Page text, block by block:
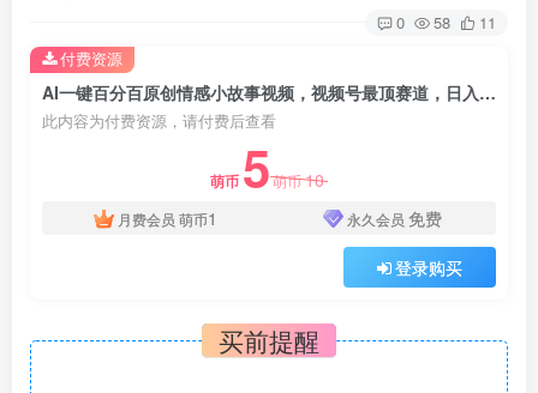
0 58 11
AI一键百分百原创情感小故事视频，视频号最顶赛道，日入1000+
此内容为付费资源，请付费后查看
萌币 5萌币10
月费会员 萌币1 永久会员 免费
登录购买
付费资源
买前提醒